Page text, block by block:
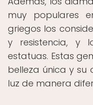
muy populares
griegos los
y resistencia, y
estatuas. Estas
belleza única y
luz de manera